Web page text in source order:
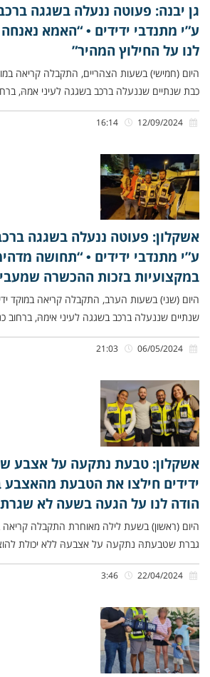
גן יבנה: פעוטה ננעלה בשגגה
ע”י מתנדבי ידידים • “האמא
לנו על החילוץ המהיר”
היום (חמישי) בשעות הצהריים, התקבלה קריאה
כבת שנתיים שננעלה ברכב בשגגה לעיני אמהּ,
אשקלון: פעוטה ננעלה בשגגה
ע”י מתנדבי ידידים • “תחושה
במקצועיות בזכות ההכשרה
היום (שני) בשעות הערב, התקבלה קריאה במוקד
שנתיים שננעלה ברכב בשגגה לעיני אימהּ, ברחוב
אשקלון: טבעת נתקעה על אצבע
ידידים חילצו את הטבעת מהאצבע
הודה לנו על הגעה בשעה לא
היום (ראשון) בשעת לילה מאוחרת התקבלה קריאה
גברת שטבעתהּ נתקעה על אצבעהּ ללא יכולת